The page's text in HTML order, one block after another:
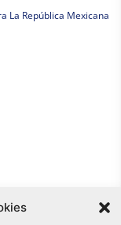
La República Mexicana